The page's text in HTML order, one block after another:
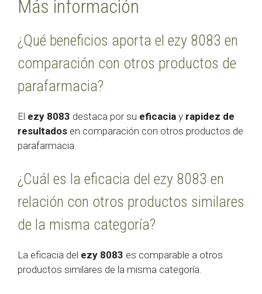
Más información
¿Qué beneficios aporta el ezy 8083 en
comparación con otros productos de
parafarmacia?
El ezy 8083 destaca por su eficacia y rapidez de
resultados en comparación con otros productos de
parafarmacia.
¿Cuál es la eficacia del ezy 8083 en
relación con otros productos similares
de la misma categoría?
La eficacia del ezy 8083 es comparable a otros
productos similares de la misma categoría.